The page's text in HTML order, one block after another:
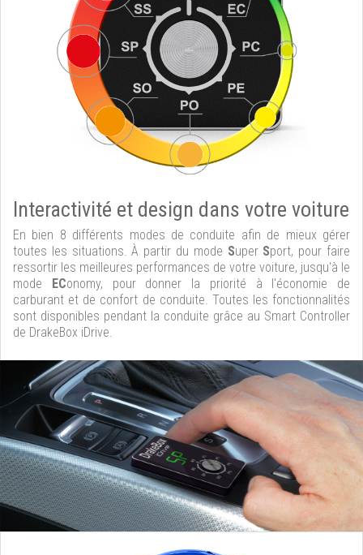
Interactivité et design dans votre voiture
En bien 8 différents modes de conduite afin de mieux gérer
toutes les situations. À partir du mode Super Sport, pour faire
ressortir les meilleures performances de votre voiture, jusqu'à le
mode EConomy, pour donner la priorité à l'économie de
carburant et de confort de conduite. Toutes les fonctionnalités
sont disponibles pendant la conduite grâce au Smart Controller
de DrakeBox iDrive.